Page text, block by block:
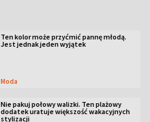
Ten kolor może przyćmić pannę młodą.
Jest jednak jeden wyjątek
Moda
Nie pakuj połowy walizki. Ten plażowy
dodatek uratuje większość wakacyjnych
stylizacji